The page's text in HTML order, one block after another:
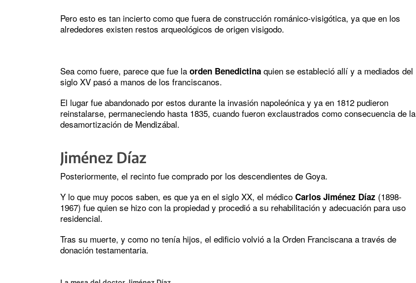
Pero esto es tan incierto como que fuera de construcción románico-visigótica, ya que en los
alrededores existen restos arqueológicos de origen visigodo.
Sea como fuere, parece que fue la orden Benedictina quien se estableció allí y a mediados del
siglo XV pasó a manos de los franciscanos.
El lugar fue abandonado por estos durante la invasión napoleónica y ya en 1812 pudieron
reinstalarse, permaneciendo hasta 1835, cuando fueron exclaustrados como consecuencia de la
desamortización de Mendizábal.
Jiménez Díaz
Posteriormente, el recinto fue comprado por los descendientes de Goya.
Y lo que muy pocos saben, es que ya en el siglo XX, el médico Carlos Jiménez Díaz (1898-
1967) fue quien se hizo con la propiedad y procedió a su rehabilitación y adecuación para uso
residencial.
Tras su muerte, y como no tenía hijos, el edificio volvió a la Orden Franciscana a través de
donación testamentaria.